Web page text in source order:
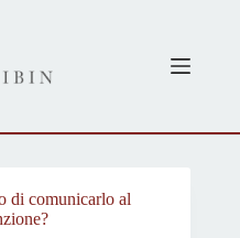
di comunicarlo al